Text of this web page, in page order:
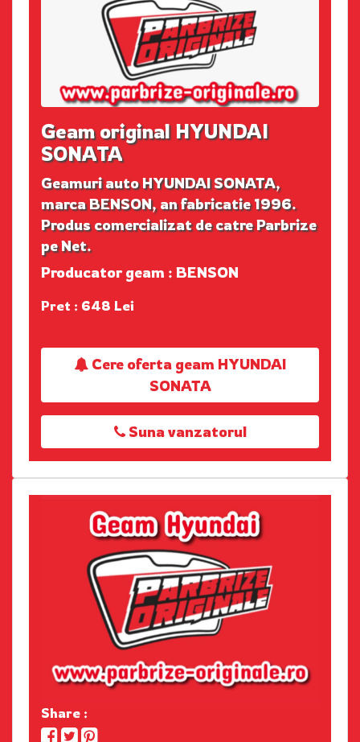
Geam original HYUNDAI
SONATA
Geamuri auto HYUNDAI SONATA,
marca BENSON, an fabricatie 1996.
Produs comercializat de catre Parbrize
pe Net.
Producator geam : BENSON
Pret : 648 Lei
Cere oferta geam HYUNDAI
SONATA
Suna vanzatorul
Share :